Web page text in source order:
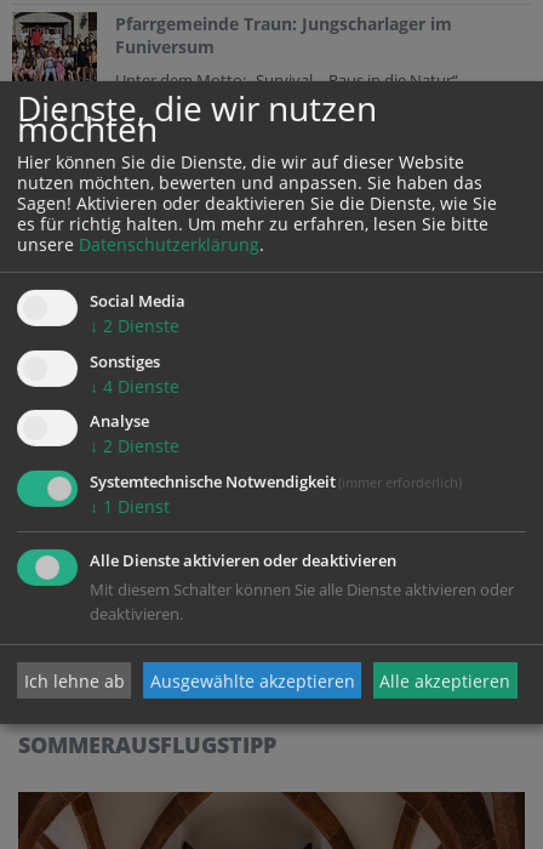
Pfarrgemeinde Traun: Jungscharlager im
Funiversum
Unter dem Motto: „Survival – Raus in die Natur“
verbrachten 26 Kinder der Jungschargruppe der
Pfarrgemeinde Traun die...
CARITAS OBERÖSTERREICH
Erstes Austauschtreffen stärkt die Zusammenarbeit in der
Palliative Care
Krankenhaus nach Hause noch besser gelingen? Mit dieser Frage
beschäftigten sich kürzlich Expert*innen der Palliative Care aus dem...
Eine Visite der besonderen Art im Seniorenwohnhaus St. Anna
Für viele überraschte Gesichter, herzhaftes Lachen und magische
Momente sorgte am 22. Juli 2026 Dr. Paul Pümpel im Seniorenwohnhaus
St. Anna. Der Clown aus Tirol stattete den Bewohner*innen eine...
Seit 20 Jahren da, wenn das Leben Abschied nimmt
Seit mittlerweile 20 Jahren begleitet das Mobile Hospizteam der Caritas
in Braunau schwerkranke Menschen und deren Angehörige in einer
besonders sensiblen Lebensphase. Dieses besondere Jubiläum...
SOMMERAUSFLUGSTIPP
Dienste, die wir nutzen
möchten
Hier können Sie die Dienste, die wir auf dieser Website
nutzen möchten, bewerten und anpassen. Sie haben das
Sagen! Aktivieren oder deaktivieren Sie die Dienste, wie Sie
es für richtig halten. Um mehr zu erfahren, lesen Sie bitte
unsere Datenschutzerklärung.
Social Media
↓ 2 Dienste
Sonstiges
↓ 4 Dienste
Analyse
↓ 2 Dienste
Systemtechnische Notwendigkeit (immer erforderlich)
↓ 1 Dienst
Alle Dienste aktivieren oder deaktivieren
Mit diesem Schalter können Sie alle Dienste aktivieren oder
deaktivieren.
Ich lehne ab Ausgewählte akzeptieren Alle akzeptieren